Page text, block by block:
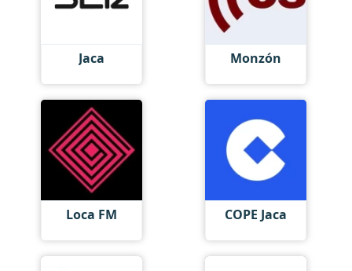
Jaca Monzón
Loca FM COPE Jaca